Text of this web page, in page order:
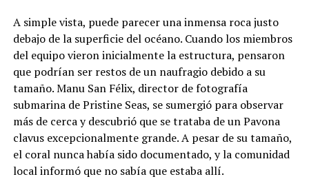
A simple vista, puede parecer una inmensa roca justo
debajo de la superficie del océano. Cuando los miembros
del equipo vieron inicialmente la estructura, pensaron
que podrían ser restos de un naufragio debido a su
tamaño. Manu San Félix, director de fotografía
submarina de Pristine Seas, se sumergió para observar
más de cerca y descubrió que se trataba de un Pavona
clavus excepcionalmente grande. A pesar de su tamaño,
el coral nunca había sido documentado, y la comunidad
local informó que no sabía que estaba allí.